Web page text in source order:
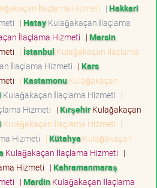
İlaçlama Hizmeti | Hakkari
| HatayKulağakaçan İlaçlama
İlaçlama Hizmeti | Mersin
| İstanbul Kulağakaçan İlaçlama
İlaçlama Hizmeti | Kars
| KastamonuKulağakaçan
Kulağakaçan İlaçlama Hizmeti |
Hizmeti | KırşehirKulağakaçan
Kulağakaçan İlaçlama Hizmeti |
Hizmeti | Kütahya Kulağakaçan
Kulağakaçan İlaçlama Hizmeti |
Hizmeti | Kahramanmaraş
| MardinKulağakaçan İlaçlama